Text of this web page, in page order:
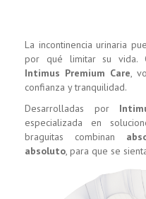
La incontinencia urinaria
por qué limitar su vida.
Intimus Premium Care,
confianza y tranquilidad.
Desarrolladas por
especializada en
braguitas combinan
absoluto, para que se